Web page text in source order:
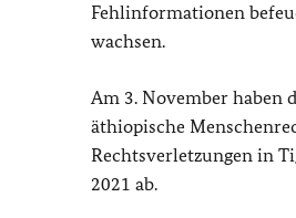
Fehlinformationen
wachsen.
Am 3. November haben
äthiopische
Rechtsverletzungen in
2021 ab.